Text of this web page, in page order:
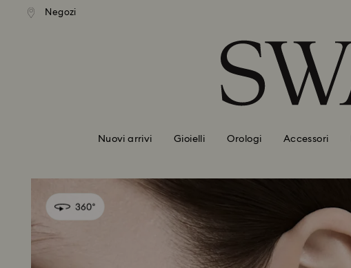
Accesskeys list
Negozi
standard gratuita
superiori a 110 CHF
Nuovi arrivi Gioielli Orologi Accessori